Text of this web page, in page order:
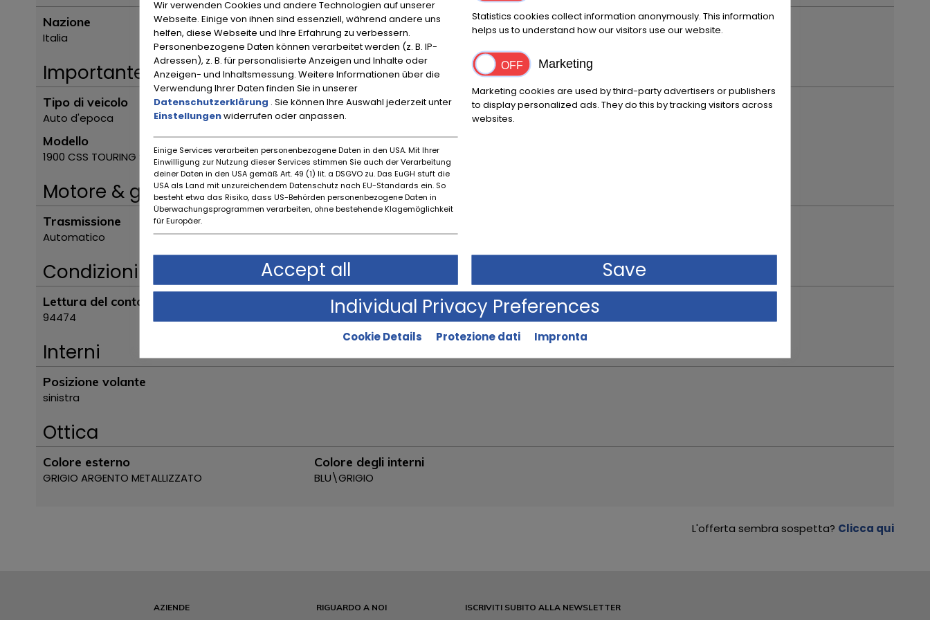
Nazione
Italia
Posizione
Reggio Emilia
Importante
Tipo di veicolo
Auto d'epoca
Marca
Alfa Romeo
Primo anno di immatricolazione
Modello
1900 CSS TOURING SUPERLEGGERA
Motore & guida
Trasmissione
Automatico
Condizioni
Lettura del contachilometri
94474
Descrizione dello stato
Stato originale
Interni
Posizione volante
sinistra
Ottica
Colore esterno
GRIGIO ARGENTO METALLIZZATO
Colore degli interni
BLU\GRIGIO
L'offerta sembra sospetta? Clicca qui
AZIENDE RIGUARDO A NOI ISCRIVITI SUBITO ALLA NEWSLETTER
Wir verwenden Cookies und andere Technologien auf unserer
Webseite. Einige von ihnen sind essenziell, während andere uns
helfen, diese Webseite und Ihre Erfahrung zu verbessern.
Personenbezogene Daten können verarbeitet werden (z. B. IP-
Adressen), z. B. für personalisierte Anzeigen und Inhalte oder
Anzeigen- und Inhaltsmessung. Weitere Informationen über die
Verwendung Ihrer Daten finden Sie in unserer
Datenschutzerklärung . Sie können Ihre Auswahl jederzeit unter
Einstellungenwiderrufen oder anpassen.
Einige Services verarbeiten personenbezogene Daten in den USA. Mit Ihrer
Einwilligung zur Nutzung dieser Services stimmen Sie auch der Verarbeitung
deiner Daten in den USA gemäß Art. 49 (1) lit. a DSGVO zu. Das EuGH stuft die
USA als Land mit unzureichendem Datenschutz nach EU-Standards ein. So
besteht etwa das Risiko, dass US-Behörden personenbezogene Daten in
Überwachungsprogrammen verarbeiten, ohne bestehende Klagemöglichkeit
für Europäer.
Statistics cookies collect information anonymously. This information
helps us to understand how our visitors use our website.
Marketing
Marketing cookies are used by third-party advertisers or publishers
to display personalized ads. They do this by tracking visitors across
websites.
Accept all
Save
Individual Privacy Preferences
Cookie Details Protezione dati Impronta